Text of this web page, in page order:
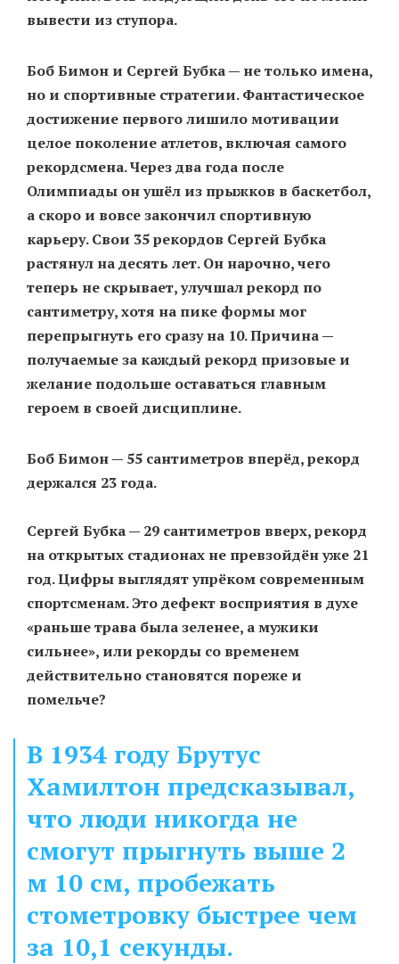
вывести из ступора.
Боб Бимон и Сергей Бубка — не только имена,
но и спортивные стратегии. Фантастическое
достижение первого лишило мотивации
целое поколение атлетов, включая самого
рекордсмена. Через два года после
Олимпиады он ушёл из прыжков в баскетбол,
а скоро и вовсе закончил спортивную
карьеру. Свои 35 рекордов Сергей Бубка
растянул на десять лет. Он нарочно, чего
теперь не скрывает, улучшал рекорд по
сантиметру, хотя на пике формы мог
перепрыгнуть его сразу на 10. Причина —
получаемые за каждый рекорд призовые и
желание подольше оставаться главным
героем в своей дисциплине.
Боб Бимон — 55 сантиметров вперёд, рекорд
держался 23 года.
Сергей Бубка — 29 сантиметров вверх, рекорд
на открытых стадионах не превзойдён уже 21
год. Цифры выглядят упрёком современным
спортсменам. Это дефект восприятия в духе
«раньше трава была зеленее, а мужики
сильнее», или рекорды со временем
действительно становятся пореже и
помельче?
В 1934 году Брутус
Хамилтон предсказывал,
что люди никогда не
смогут прыгнуть выше 2
м 10 см, пробежать
стометровку быстрее чем
за 10,1 секунды.